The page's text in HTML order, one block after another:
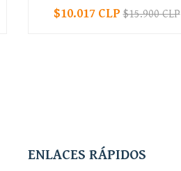
+
$10.017 CLP$15.900 CLP
ENLACES RÁPIDOS